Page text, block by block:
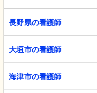
長野県の看護師
大垣市の看護師
海津市の看護師